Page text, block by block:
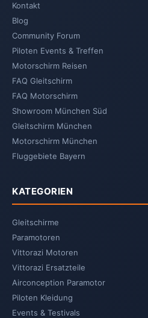
Kontakt
Blog
Community Forum
Piloten Events & Treffen
Motorschirm Reisen
FAQ Gleitschirm
FAQ Motorschirm
Showroom München Süd
Gleitschirm München
Motorschirm München
Fluggebiete Bayern
KATEGORIEN
Gleitschirme
Paramotoren
Vittorazi Motoren
Vittorazi Ersatzteile
Airconception Paramotor
Piloten Kleidung
Events & Testivals